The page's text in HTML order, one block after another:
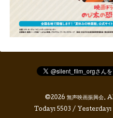
©2026 無声映画振興会.
Today: 5503 / Yesterday: